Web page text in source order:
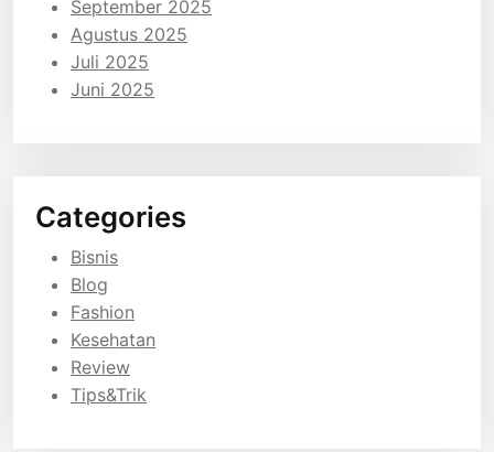
September 2025
Agustus 2025
Juli 2025
Juni 2025
Categories
Bisnis
Blog
Fashion
Kesehatan
Review
Tips&Trik